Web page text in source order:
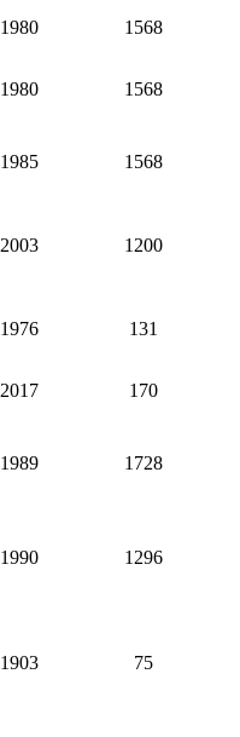
1980
1568
1980 1568
1985 1568
2003 1200
1976 131
2017
170
1989 1728
1990 1296
1903 75